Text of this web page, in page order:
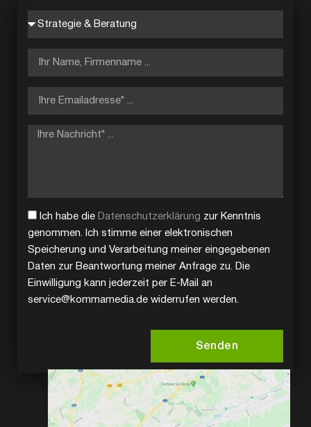
Ich habe die Datenschutzerklärung zur Kenntnis
genommen. Ich stimme einer elektronischen
Speicherung und Verarbeitung meiner eingegebenen
Daten zur Beantwortung meiner Anfrage zu. Die
Einwilligung kann jederzeit per E-Mail an
service@kommamedia.de widerrufen werden.
Senden